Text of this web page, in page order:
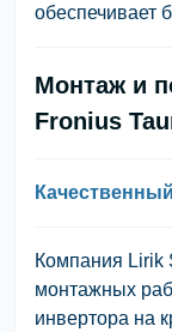
обеспечивает
Монтаж и
Fronius
Компания Lirik
монтажных
инвертора на